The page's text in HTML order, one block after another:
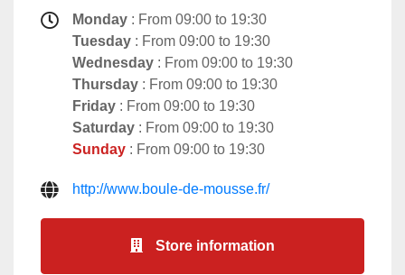
Monday : From 09:00 to 19:30
Tuesday : From 09:00 to 19:30
Wednesday : From 09:00 to 19:30
Thursday : From 09:00 to 19:30
Friday : From 09:00 to 19:30
Saturday : From 09:00 to 19:30
Sunday : From 09:00 to 19:30
http://www.boule-de-mousse.fr/
Store information